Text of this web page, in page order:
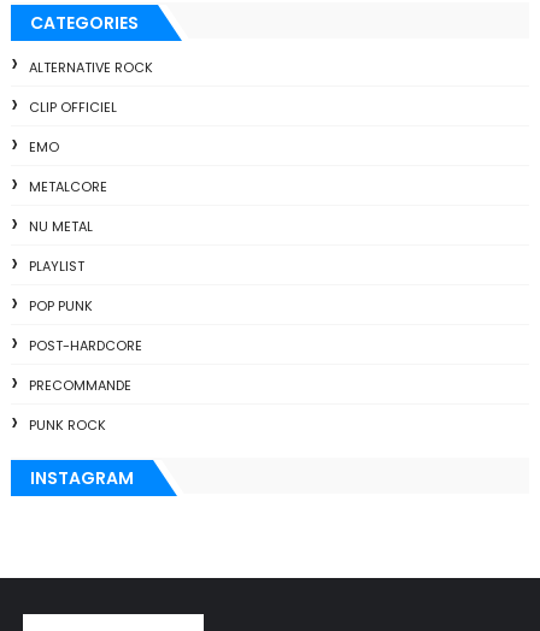
CATEGORIES
ALTERNATIVE ROCK
CLIP OFFICIEL
EMO
METALCORE
NU METAL
PLAYLIST
POP PUNK
POST-HARDCORE
PRECOMMANDE
PUNK ROCK
INSTAGRAM